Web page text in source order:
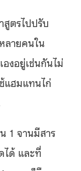
สูตรไปปรับ
ลายคนใน
งอยู่เช่นกันไม่
แฮมแทนไก่
1 จานมีสาร
ด้ และที่